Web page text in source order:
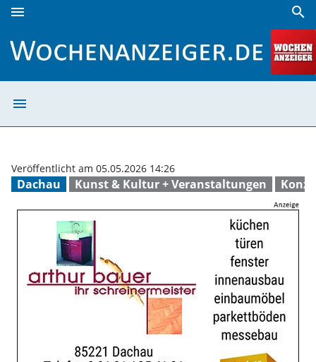
menu search
menu
Dachau Kunst & Kultur + Veranstaltungen
Veröffentlicht am 05.05.2026 14:26